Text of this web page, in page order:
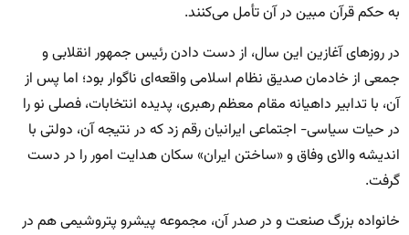
به حکم قرآن مبین در آن تأمل می‌کنند.
در روزهای آغازین این سال، از دست دادن رئیس جمهور انقلابی و
جمعی از خادمان صدیق نظام اسلامی واقعه‌ای ناگوار بود؛ اما پس از
آن، با تدابیر داهیانه مقام معظم رهبری، پدیده انتخابات، فصلی نو را
در حیات سیاسی- اجتماعی ایرانیان رقم زد که در نتیجه آن، دولتی با
اندیشه والای وفاق و «ساختن ایران» سکان هدایت امور را در دست
گرفت.
خانواده بزرگ صنعت و در صدر آن، مجموعه پیشرو پتروشیمی هم در